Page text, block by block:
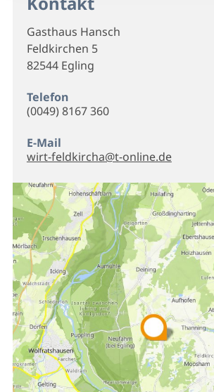
Gasthaus Hansch
Feldkirchen 5
82544 Egling
Telefon
(0049) 8167 360
E-Mail
wirt-feldkircha@t-online.de